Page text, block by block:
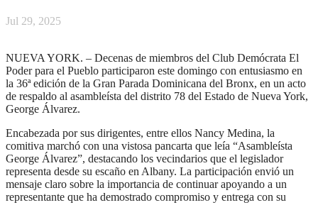
Jul 29, 2025
NUEVA YORK. – Decenas de miembros del Club Demócrata El
Poder para el Pueblo participaron este domingo con entusiasmo en
la 36ª edición de la Gran Parada Dominicana del Bronx, en un acto
de respaldo al asambleísta del distrito 78 del Estado de Nueva York,
George Álvarez.
Encabezada por sus dirigentes, entre ellos Nancy Medina, la
comitiva marchó con una vistosa pancarta que leía “Asambleísta
George Álvarez”, destacando los vecindarios que el legislador
representa desde su escaño en Albany. La participación envió un
mensaje claro sobre la importancia de continuar apoyando a un
representante que ha demostrado compromiso y entrega con su